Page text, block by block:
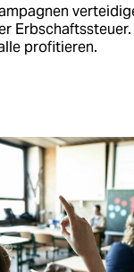
profitieren.